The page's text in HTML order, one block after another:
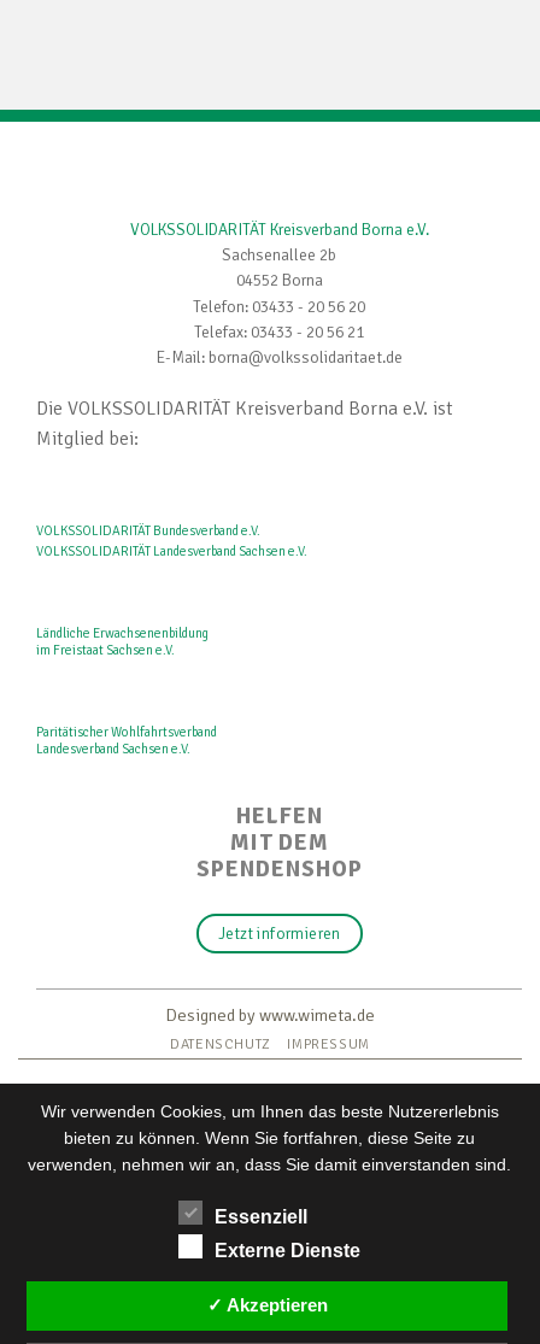
VOLKSSOLIDARITÄT Kreisverband Borna e.V.
Sachsenallee 2b
04552 Borna
Telefon: 03433 - 20 56 20
Telefax: 03433 - 20 56 21
E-Mail: borna@volkssolidaritaet.de
Die VOLKSSOLIDARITÄT Kreisverband Borna e.V. ist
Mitglied bei:
VOLKSSOLIDARITÄT Bundesverband e.V.
VOLKSSOLIDARITÄT Landesverband Sachsen e.V.
Ländliche Erwachsenenbildung
im Freistaat Sachsen e.V.
Paritätischer Wohlfahrtsverband
Landesverband Sachsen e.V.
HELFEN
MIT DEM
SPENDENSHOP
Jetzt informieren
Designed by www.wimeta.de
DATENSCHUTZ IMPRESSUM
In den kannst du erfahren, welche Cookies
Wir verwenden Cookies, um Ihnen das beste Nutzererlebnis
bieten zu können. Wenn Sie fortfahren, diese Seite zu
verwenden, nehmen wir an, dass Sie damit einverstanden sind.
Essenziell
Externe Dienste
✓ Akzeptieren